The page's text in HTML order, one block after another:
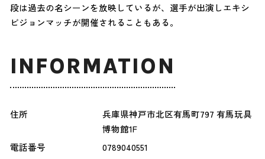
段は過去の名シーンを放映しているが、選手が出演しエキシ
ビジョンマッチが開催されることもある。
INFORMATION
住所
兵庫県神戸市北区有馬町797 有馬玩具
博物館1F
電話番号
0789040551